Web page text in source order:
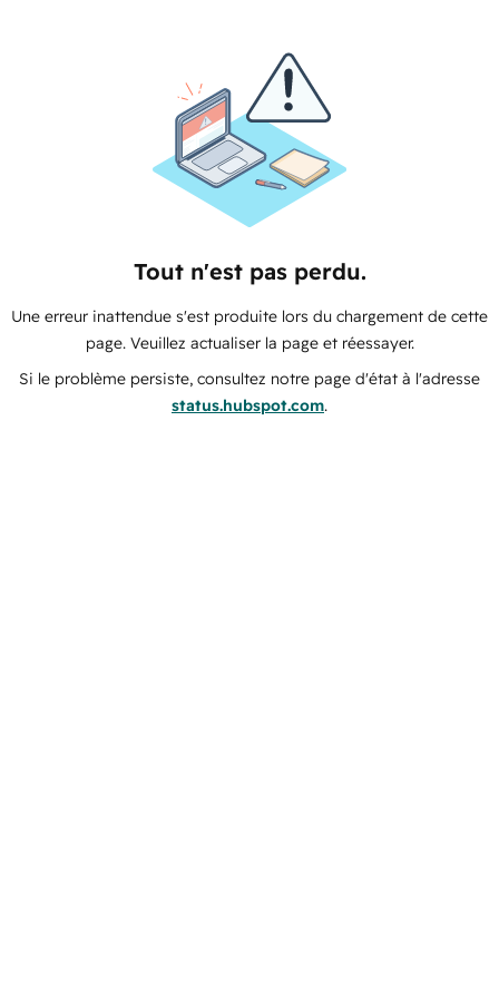
Tout n'est pas perdu.
Une erreur inattendue s'est produite lors du chargement de cette
page. Veuillez actualiser la page et réessayer.
Si le problème persiste, consultez notre page d'état à l'adresse
status.hubspot.com.